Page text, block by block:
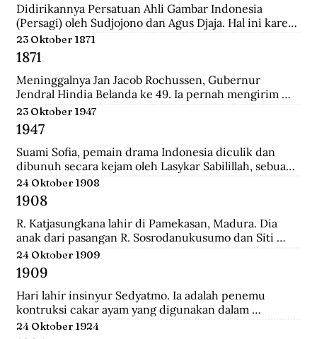
Didirikannya Persatuan Ahli Gambar Indonesia
(Persagi) oleh Sudjojono dan Agus Djaja. Hal ini karena
persatuan seniman Belanda mengadakan pameran
lukisan untuk seniman Indonesia, sehingga seniman
Indonesia juga mau memamerkan karyanya.
23 Oktober 1871
1871
Meninggalnya Jan Jacob Rochussen, Gubernur
Jendral Hindia Belanda ke 49. Ia pernah mengirim
ekspedisi ke Bali, Palembang, Bangka, Sulawesi
Selatan, dan lainnya. Ia juga yang meresmikan
pembukaan tambang batu bara di wilayah Kesultanan
Banjar yang dinamakan Tambang Batu Bara Oranje
Nassau.
23 Oktober 1947
1947
Suami Sofia, pemain drama Indonesia diculik dan
dibunuh secara kejam oleh Lasykar Sabilillah, sebuah
unit bagian dari kelompok DI/TII. Sejak itulah ia
harus berjuang untuk mneghidupi anak-anaknya dan
keluar dari dunia ketenarannya.
24 Oktober 1908
1908
R. Katjasungkana lahir di Pamekasan, Madura. Dia
anak dari pasangan R. Sosrodanukusumo dan Siti
Rusuli. Sosrodanukusumo, wedana di Sampang dan
Bangkalan, merupakan lulusan terbaik Sekolah
Pegawai Pangreh Praja (Mosvia) di Probolinggo,
pendiri Sarikat Islam di Sampang, serta aktivis
koperasi garam rakyat yang berjuang agar harga
garam tak ditentukan sewenang-wenang oleh
24 Oktober 1909
1909
Hari lahir insinyur Sedyatmo. Ia adalah penemu
kontruksi cakar ayam yang digunakan dalam
bangunan-bangunan tinggi. Sedyatmo menyelesaikan
24 Oktober 1924